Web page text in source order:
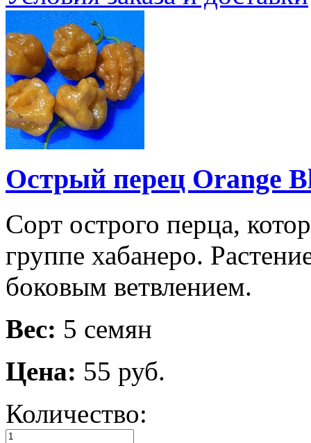
Острый перец Orange
Сорт острого перца,
группе хабанеро.
боковым ветвлением.
Вес: 5 семян
Цена: 55 руб.
Количество: